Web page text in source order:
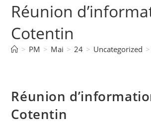
Réunion
Cotentin
> PM > Mai > 24 > Uncategorized >
Réunion
Cotentin